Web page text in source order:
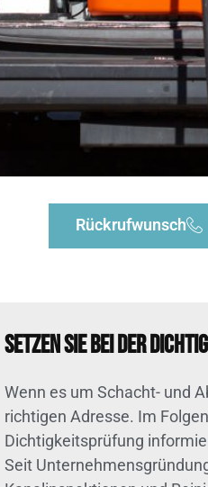
Rückrufwunsch
Setzen Sie bei der
Wenn es um Schacht- und
richtigen Adresse. Im
Dichtigkeitsprüfung
Seit